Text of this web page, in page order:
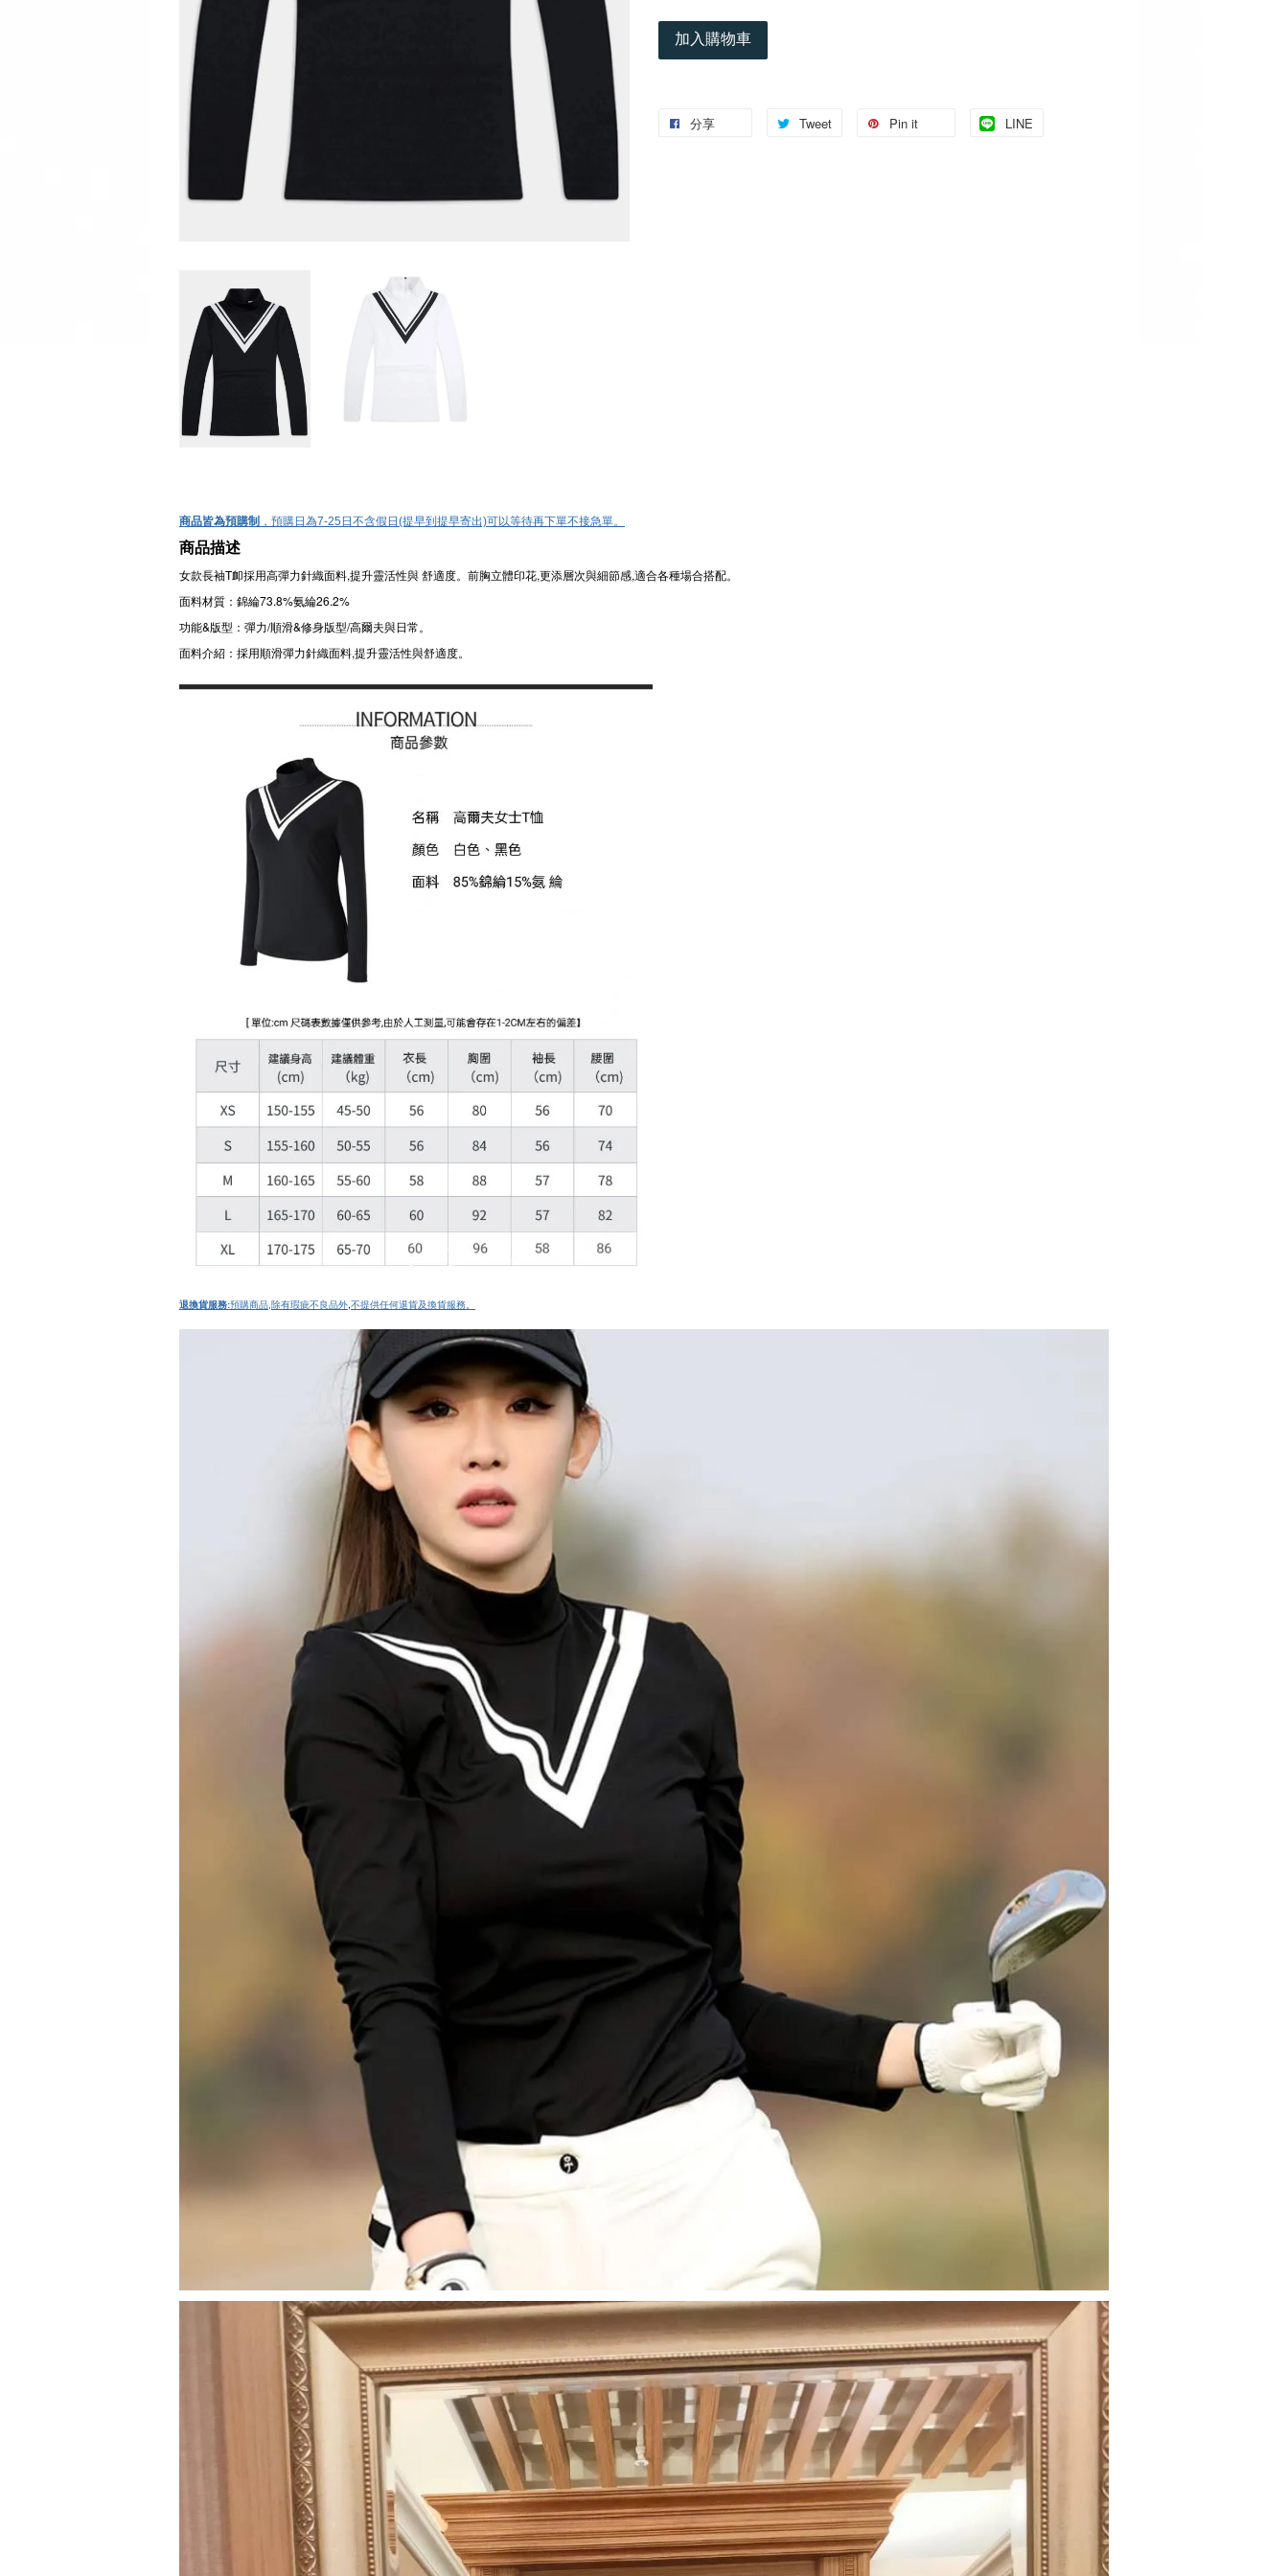
加入購物車
分享 Tweet Pin it LINE
商品皆為預購制 ， 預購日為7-25日不含假日(提早到提早寄出)可以等待再下單不接急單。
商品描述
女款長袖T卹採用高彈力針織面料,提升靈活性與 舒適度。前胸立體印花,更添層次與細節感,適合各種場合搭配。
面料材質：錦綸73.8%氨綸26.2%
功能&版型：彈力/順滑&修身版型/高爾夫與日常。
面料介紹：採用順滑彈力針織面料,提升靈活性與舒適度。
退換貨服務:預購商品 除有瑕疵不良品外,不提供任何退貨及換貨服務